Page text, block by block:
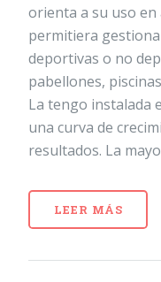
orienta a su uso
permitiera
deportivas o no
pabellones,
La tengo instalada
una curva de
resultados. La
LEER MÁS